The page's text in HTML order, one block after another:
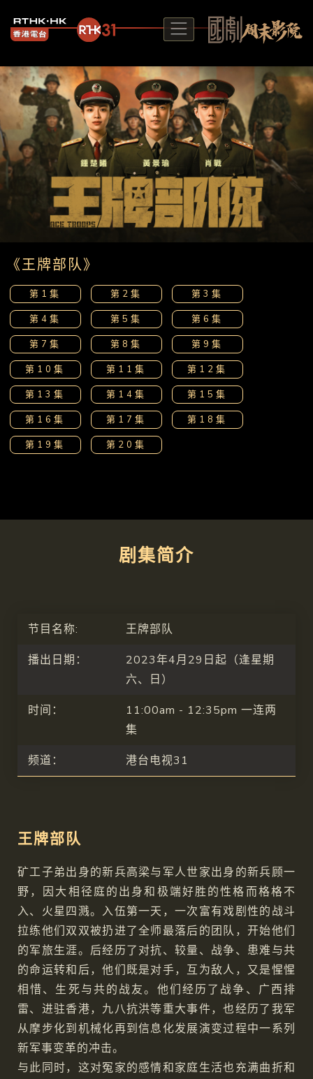
《王牌部队》
第1集 第2集
第3集
第4集
第5集
第6集
第7集
第8集
第9集
第10集
第11集
第12集
第13集
第14集
第15集
第16集
第17集
第18集
第19集
第20集
剧集简介
节目名称:
王牌部队
播出日期：
2023年4月29日起（逢星期
六、日）
时间：
11:00am - 12:35pm 一连两
集
频道：
港台电视31
王牌部队
矿工子弟出身的新兵高梁与军人世家出身的新兵顾一
野，因大相径庭的出身和极端好胜的性格而格格不
入、火星四溅。入伍第一天，一次富有戏剧性的战斗
拉练他们双双被扔进了全师最落后的团队，开始他们
的军旅生涯。后经历了对抗、较量、战争、患难与共
的命运转和后，他们既是对手，互为敌人，又是惺惺
相惜、生死与共的战友。他们经历了战争、广西排
雷、进驻香港，九八抗洪等重大事件，也经历了我军
从摩步化到机械化再到信息化发展演变过程中一系列
新军事变革的冲击。
与此同时，这对冤家的感情和家庭生活也充满曲折和